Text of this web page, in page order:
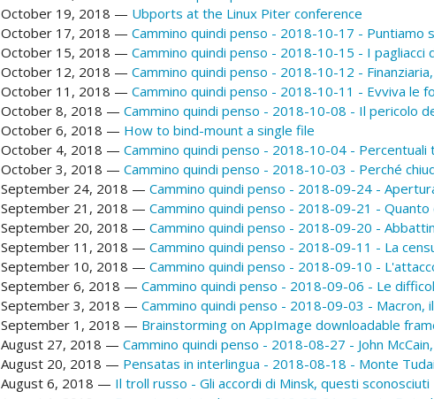
October 19, 2018
Ubports at the Linux Piter conference
October 17, 2018
Cammino quindi penso - 2018-10-17 - Puntiamo
October 15, 2018
Cammino quindi penso - 2018-10-15 - I pagliacci
October 12, 2018
Cammino quindi penso - 2018-10-12 -
October 11, 2018
Cammino quindi penso - 2018-10-11 - Evviva le
October 8, 2018
Cammino quindi penso - 2018-10-08 - Il pericolo
October 6, 2018
How to bind-mount a single file
October 4, 2018
Cammino quindi penso - 2018-10-04 -
October 3, 2018
Cammino quindi penso - 2018-10-03 - Perché
September 24, 2018
Cammino quindi penso - 2018-09-24 -
September 21, 2018
Cammino quindi penso - 2018-09-21 -
September 20, 2018
Cammino quindi penso - 2018-09-20 -
September 11, 2018
Cammino quindi penso - 2018-09-11 - La
September 10, 2018
Cammino quindi penso - 2018-09-10 -
September 6, 2018
Cammino quindi penso - 2018-09-06 - Le
September 3, 2018
Cammino quindi penso - 2018-09-03 - Macron,
September 1, 2018
Brainstorming on AppImage downloadable
August 27, 2018
Cammino quindi penso - 2018-08-27 - John
August 20, 2018
Pensatas in interlingua - 2018-08-18 - Monte
August 6, 2018
Il troll russo - Gli accordi di Minsk, questi sconosciuti